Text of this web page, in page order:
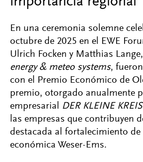
En una ceremonia solemne
octubre de 2025 en el EWE
Ulrich Focken y Matthias
energy & meteo systems,
con el Premio Económico de
premio, otorgado anualmente
empresarial DER KLEINE
las empresas que contribuyen
destacada al fortalecimiento de
económica Weser-Ems.